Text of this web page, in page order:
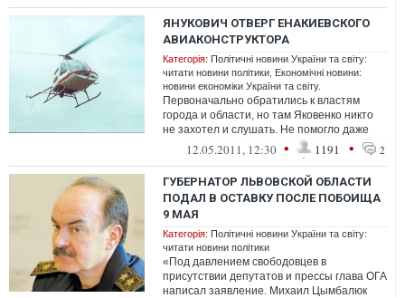
ЯНУКОВИЧ ОТВЕРГ ЕНАКИЕВСКОГО
АВИАКОНСТРУКТОРА
Категорія: Політичні новини України та світу:
читати новини політики Економічні новини:
новини економіки України та світу.
Первоначально обратились к властям
города и области, но там Яковенко никто
не захотел и слушать. Не помогло даже
знакомство с космонавтом Береговым. В...
12.05.2011, 12:30 • 1191 • 2
ГУБЕРНАТОР ЛЬВОВСКОЙ ОБЛАСТИ
ПОДАЛ В ОСТАВКУ ПОСЛЕ ПОБОИЩА
9 МАЯ
Категорія: Політичні новини України та світу:
читати новини політики
«Под давлением свободовцев в
присутствии депутатов и прессы глава ОГА
написал заявление. Михаил Цымбалюк